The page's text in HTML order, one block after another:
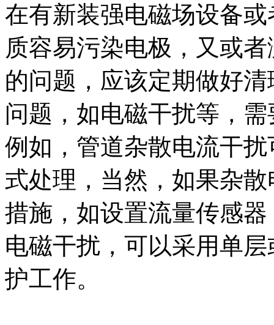
在有新装强电磁场设备
质容易污染电极，又或
的问题，应该定期做好
问题，如电磁干扰等，
例如，管道杂散电流干
式处理，当然，如果杂
措施，如设置流量传感
电磁干扰，可以采用单
护工作。